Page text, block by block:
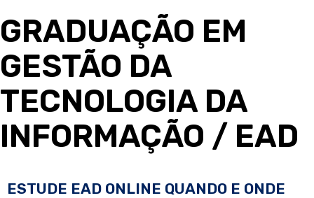
GRADUAÇÃO EM
GESTÃO DA
TECNOLOGIA DA
INFORMAÇÃO / EAD
ESTUDE EAD ONLINE QUANDO E ONDE